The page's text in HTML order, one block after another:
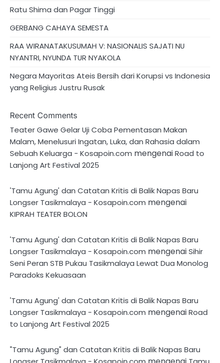
Ratu Shima dan Pagar Tinggi
GERBANG CAHAYA SEMESTA
RAA WIRANATAKUSUMAH V: NASIONALIS SAJATI NU
NYANTRI, NYUNDA TUR NYAKOLA
Negara Mayoritas Ateis Bersih dari Korupsi vs Indonesia
yang Religius Justru Rusak
Recent Comments
Teater Gawe Gelar Uji Coba Pementasan Makan
Malam, Menelusuri Ingatan, Luka, dan Rahasia dalam
Sebuah Keluarga - Kosapoin.com mengenaiRoad to
Lanjong Art Festival 2025
'Tamu Agung' dan Catatan Kritis di Balik Napas Baru
Longser Tasikmalaya - Kosapoin.com mengenai
KIPRAH TEATER BOLON
'Tamu Agung' dan Catatan Kritis di Balik Napas Baru
Longser Tasikmalaya - Kosapoin.com mengenaiSihir
Seni Peran STB Pukau Tasikmalaya Lewat Dua Monolog
Paradoks Kekuasaan
'Tamu Agung' dan Catatan Kritis di Balik Napas Baru
Longser Tasikmalaya - Kosapoin.com mengenaiRoad
to Lanjong Art Festival 2025
"Tamu Agung" dan Catatan Kritis di Balik Napas Baru